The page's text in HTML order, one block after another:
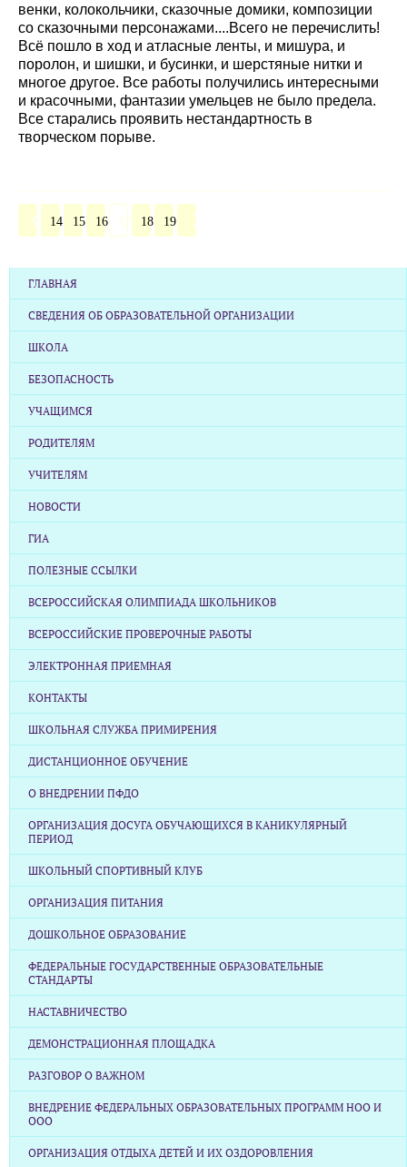
венки, колокольчики, сказочные домики, композиции
со сказочными персонажами....Всего не перечислить!
Всё пошло в ход и атласные ленты, и мишура, и
поролон, и шишки, и бусинки, и шерстяные нитки и
многое другое. Все работы получились интересными
и красочными, фантазии умельцев не было предела.
Все старались проявить нестандартность в
творческом порыве.
14 15 16 17 18 19
ГЛАВНАЯ
СВЕДЕНИЯ ОБ ОБРАЗОВАТЕЛЬНОЙ ОРГАНИЗАЦИИ
ШКОЛА
БЕЗОПАСНОСТЬ
УЧАЩИМСЯ
РОДИТЕЛЯМ
УЧИТЕЛЯМ
НОВОСТИ
ГИА
ПОЛЕЗНЫЕ ССЫЛКИ
ВСЕРОССИЙСКАЯ ОЛИМПИАДА ШКОЛЬНИКОВ
ВСЕРОССИЙСКИЕ ПРОВЕРОЧНЫЕ РАБОТЫ
ЭЛЕКТРОННАЯ ПРИЕМНАЯ
КОНТАКТЫ
ШКОЛЬНАЯ СЛУЖБА ПРИМИРЕНИЯ
ДИСТАНЦИОННОЕ ОБУЧЕНИЕ
О ВНЕДРЕНИИ ПФДО
ОРГАНИЗАЦИЯ ДОСУГА ОБУЧАЮЩИХСЯ В КАНИКУЛЯРНЫЙ
ПЕРИОД
ШКОЛЬНЫЙ СПОРТИВНЫЙ КЛУБ
ОРГАНИЗАЦИЯ ПИТАНИЯ
ДОШКОЛЬНОЕ ОБРАЗОВАНИЕ
ФЕДЕРАЛЬНЫЕ ГОСУДАРСТВЕННЫЕ ОБРАЗОВАТЕЛЬНЫЕ
СТАНДАРТЫ
НАСТАВНИЧЕСТВО
ДЕМОНСТРАЦИОННАЯ ПЛОЩАДКА
РАЗГОВОР О ВАЖНОМ
ВНЕДРЕНИЕ ФЕДЕРАЛЬНЫХ ОБРАЗОВАТЕЛЬНЫХ ПРОГРАММ НОО И
ООО
ОРГАНИЗАЦИЯ ОТДЫХА ДЕТЕЙ И ИХ ОЗДОРОВЛЕНИЯ